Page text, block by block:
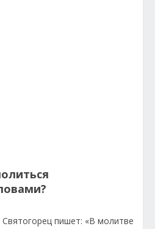
пишет: «В молитве